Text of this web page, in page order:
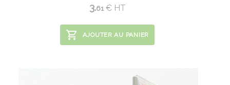
3.61 €HT
AJOUTER AU PANIER